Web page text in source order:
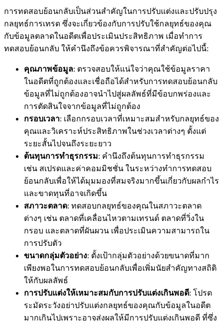
การทดสอบย้อนกลับเป็นส่วนสำคัญในการปรับแต่งและปรับปรุง
กลยุทธ์การเทรด ซึ่งจะเกี่ยวข้องกับการปรับใช้กลยุทธ์ของคุณ
กับข้อมูลตลาดในอดีตเพื่อประเมินประสิทธิภาพ เมื่อทำการ
ทดสอบย้อนกลับ ให้คำนึงถึงข้อควรพิจารณาที่สำคัญต่อไปนี้:
คุณภาพข้อมูล: ตรวจสอบให้แน่ใจว่าคุณใช้ข้อมูลราคา
ในอดีตที่ถูกต้องและเชื่อถือได้สำหรับการทดสอบย้อนกลับ
ข้อมูลที่ไม่ถูกต้องอาจนำไปสู่ผลลัพธ์ที่มีข้อบกพร่องและ
การตัดสินใจจากข้อมูลที่ไม่ถูกต้อง
กรอบเวลา: เลือกกรอบเวลาที่เหมาะสมสำหรับกลยุทธ์ของ
คุณและวิเคราะห์ประสิทธิภาพในช่วงเวลาต่างๆ ตั้งแต่
ระยะสั้นไปจนถึงระยะยาว
ต้นทุนการทำธุรกรรม: คำนึงถึงต้นทุนการทำธุรกรรม
เช่น สเปรดและค่าคอมมิชชั่น ในระหว่างทำการทดสอบ
ย้อนกลับเพื่อให้ได้มุมมองที่สมจริงมากขึ้นเกี่ยวกับผลกำไร
และขาดทุนที่อาจเกิดขึ้น
สภาวะตลาด: ทดสอบกลยุทธ์ของคุณในสภาวะตลาด
ต่างๆ เช่น ตลาดที่เคลื่อนไหวตามเทรนด์ ตลาดที่วิ่งใน
กรอบ และตลาดที่ผันผวน เพื่อประเมินความสามารถใน
การปรับตัว
ขนาดกลุ่มตัวอย่าง: ตั้งเป้ากลุ่มตัวอย่างด้วยขนาดที่มาก
เพียงพอในการทดสอบย้อนกลับเพื่อเพิ่มนัยสำคัญทางสถิติ
ให้กับผลลัพธ์
การปรับแต่งให้เหมาะสมกับการปรับแต่งเกินพอดี: โปรด
ระมัดระวังอย่าปรับแต่งกลยุทธ์ของคุณกับข้อมูลในอดีต
มากเกินไปเพราะอาจส่งผลให้มีการปรับแต่งเกินพอดี ที่ซึ่ง